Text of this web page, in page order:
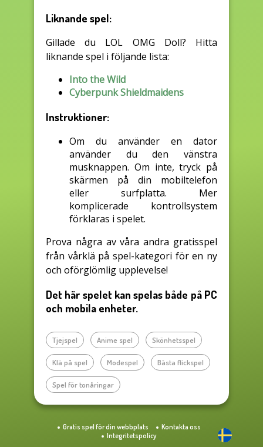
Liknande spel:
Gillade du LOL OMG Doll? Hitta
liknande spel i följande lista:
Into the Wild
Cyberpunk Shieldmaidens
Instruktioner:
Om du använder en dator
använder du den vänstra
musknappen. Om inte, tryck på
skärmen på din mobiltelefon
eller surfplatta. Mer
komplicerade kontrollsystem
förklaras i spelet.
Prova några av våra andra gratisspel
från vårklä på spel-kategori för en ny
och oförglömlig upplevelse!
Det här spelet kan spelas både på PC
och mobila enheter.
Tjejspel Anime spel Skönhetsspel
Klä på spel Modespel Bästa flickspel
Spel för tonåringar
Gratis spel för din webbplats
Kontakta oss
Integritetspolicy